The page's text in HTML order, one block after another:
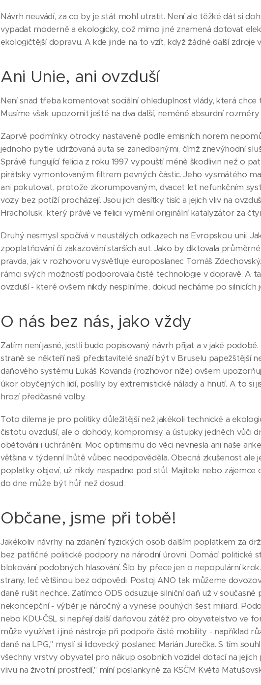
Návrh neuvádí, za co by je stát mohl utratit. Není ale těžké dát si
vypadat moderně a ekologicky, což mimo jiné znamená dotovat
ekologičtější dopravu. A kde jinde na to vzít, když žádné další zdroje
Ani Unie, ani ovzduší
Není snad třeba komentovat sociální ohleduplnost vlády, která
Musíme však upozornit ještě na dva další, neméně absurdní rozměry
Zaprvé podmínky otrocky nastavené podle emisních norem
jednoho pytle udržovaná auta se zanedbanými, čímž znevýhodní
Správě fungující felicia z roku 1997 vypouští méně škodlivin než o
pirátsky vymontovaným filtrem pevných částic. Jeho vysmátého
ani pokutovat, protože zkorumpovaným, dvacet let nefunkčním
vozy bez potíží procházejí. Jsou jich desítky tisíc a jejich vliv na
Hracholusk, který právě ve felicii vyměnil originální katalyzátor za
Druhý nesmysl spočívá v neustálých odkazech na Evropskou unii.
zpoplatňování či zakazování starších aut. Jako by diktovala
pravda, jak v rozhovoru vysvětluje europoslanec Tomáš
rámci svých možností podporovala čisté technologie v dopravě. A
ovzduší - které ovšem nikdy nesplníme, dokud necháme po silnicích
O nás bez nás, jako vždy
Zatím není jasné, jestli bude popisovaný návrh přijat a v jaké
straně se někteří naši představitelé snaží být v Bruselu papežštější
daňového systému Lukáš Kovanda (rozhovor níže) ovšem
úkor obyčejných lidí, posílily by extremistické nálady a hnutí. A to si
hrozí předčasné volby.
Toto dilema je pro politiky důležitější než jakékoli technické a
čistotu ovzduší, ale o dohody, kompromisy a ústupky jedněch
obětováni i uchráněni. Moc optimismu do věci nevnesla ani naše
většina v týdenní lhůtě vůbec neodpověděla. Obecná zkušenost ale
poplatky objeví, už nikdy nespadne pod stůl. Majitele nebo
do dne může být hůř než dosud.
Občane, jsme při tobě!
Jakékoliv návrhy na zdanění fyzických osob dalším poplatkem za
bez patřičné politické podpory na národní úrovni. Domácí politické
blokování podobných hlasování. Šlo by přece jen o nepopulární
strany, leč většinou bez odpovědi. Postoj ANO tak můžeme
daně rušit nechce. Zatímco ODS odsuzuje silniční daň už v
nekoncepční - výběr je náročný a vynese pouhých šest miliard.
nebo KDU-ČSL si nepřejí další daňovou zátěž pro obyvatelstvo ve
může využívat i jiné nástroje při podpoře čisté mobility - například
daně na LPG," myslí si lidovecký poslanec Marián Jurečka. S tím
všechny vrstvy obyvatel pro nákup osobních vozidel dotací na
vlivu na životní prostředí," míní poslankyně za KSČM Květa